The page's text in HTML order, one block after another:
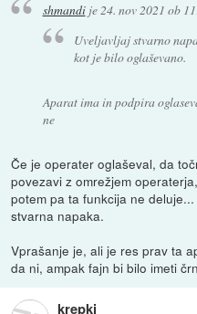
shmandije24. nov 2021 ob
Uveljavljaj stvarno
kot je bilo oglaševano.
Aparat ima in podpira
ne
Če je operater oglaševal, da
povezavi z omrežjem
potem pa ta funkcija ne
stvarna napaka.
Vprašanje je, ali je res prav ta
da ni, ampak fajn bi bilo imeti
krepki